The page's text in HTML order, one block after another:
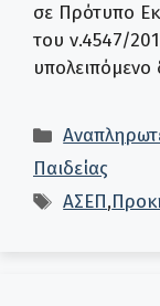
σε Πρότυπο
του ν.4547/
υπολειπόμενο
Κατηγορίες
Παιδείας
Ετικέτες
ΑΣΕΠ,